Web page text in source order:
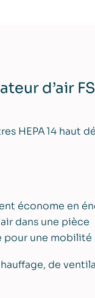
d’air
HEPA 14 haut
économe en
dans une pièce
une mobilité
de